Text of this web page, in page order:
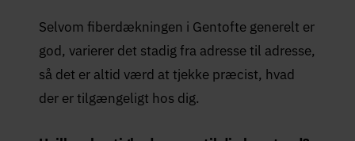
Selvom fiberdækningen i Gentofte generelt er
god, varierer det stadig fra adresse til adresse,
så det er altid værd at tjekke præcist, hvad
der er tilgængeligt hos dig.